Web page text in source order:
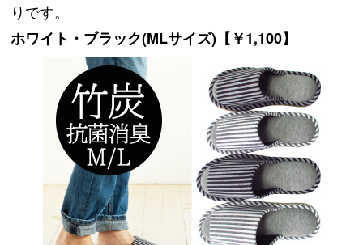
りです。
ホワイト・ブラック(MLサイズ)【￥1,100】